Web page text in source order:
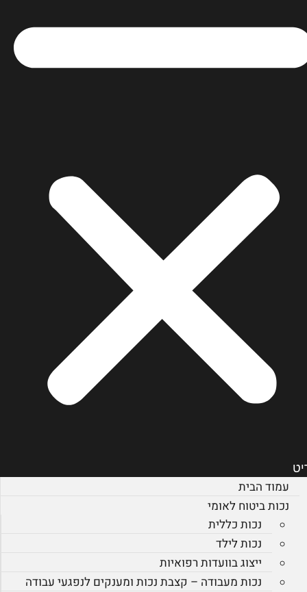
עמוד הבית
נכות ביטוח לאומי
נכות כללית
נכות לילד
ייצוג בוועדות רפואיות
נכות מעבודה – קצבת נכות ומענקים לנפגעי עבודה